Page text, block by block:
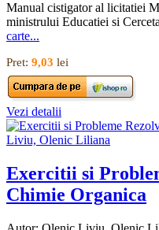
Manual cistigator al licitatiei
ministrului Educatiei si
carte...
Pret: 9,03 lei
Vezi detalii
Exercitii si
Chimie Organica